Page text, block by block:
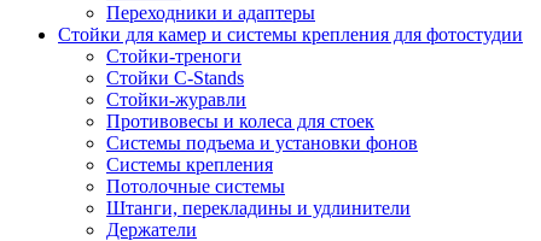
Переходники и адаптеры
Стойки для камер и системы крепления для фотостудии
Стойки-треноги
Стойки C-Stands
Стойки-журавли
Противовесы и колеса для стоек
Системы подъема и установки фонов
Системы крепления
Потолочные системы
Штанги, перекладины и удлинители
Держатели